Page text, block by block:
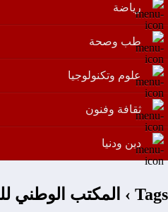
رياضة
طب وصحة
علوم وتكنولوجيا
ثقافة وفنون
دين ودنيا
Tags › المكتب الوطني للمطارات